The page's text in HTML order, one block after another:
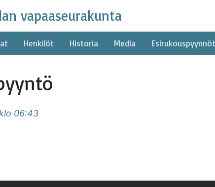
vapaaseurakunta
Henkilöt Historia Media Esirukouspyynnöt
06:43